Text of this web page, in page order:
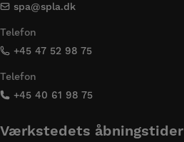
spa@spla.dk
Telefon
+45 47 52 98 75
Telefon
+45 40 61 98 75
Værkstedets åbningstider